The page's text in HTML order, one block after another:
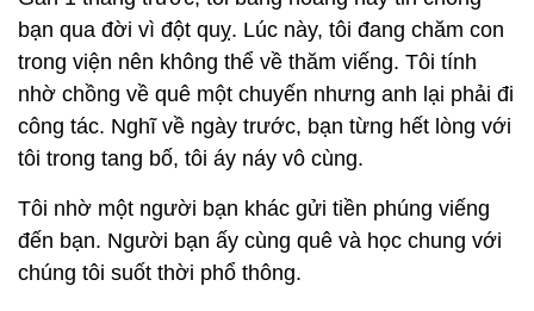
bạn qua đời vì đột quỵ. Lúc này, tôi đang chăm con
trong viện nên không thể về thăm viếng. Tôi tính
nhờ chồng về quê một chuyến nhưng anh lại phải đi
công tác. Nghĩ về ngày trước, bạn từng hết lòng với
tôi trong tang bố, tôi áy náy vô cùng.
Tôi nhờ một người bạn khác gửi tiền phúng viếng
đến bạn. Người bạn ấy cùng quê và học chung với
chúng tôi suốt thời phổ thông.